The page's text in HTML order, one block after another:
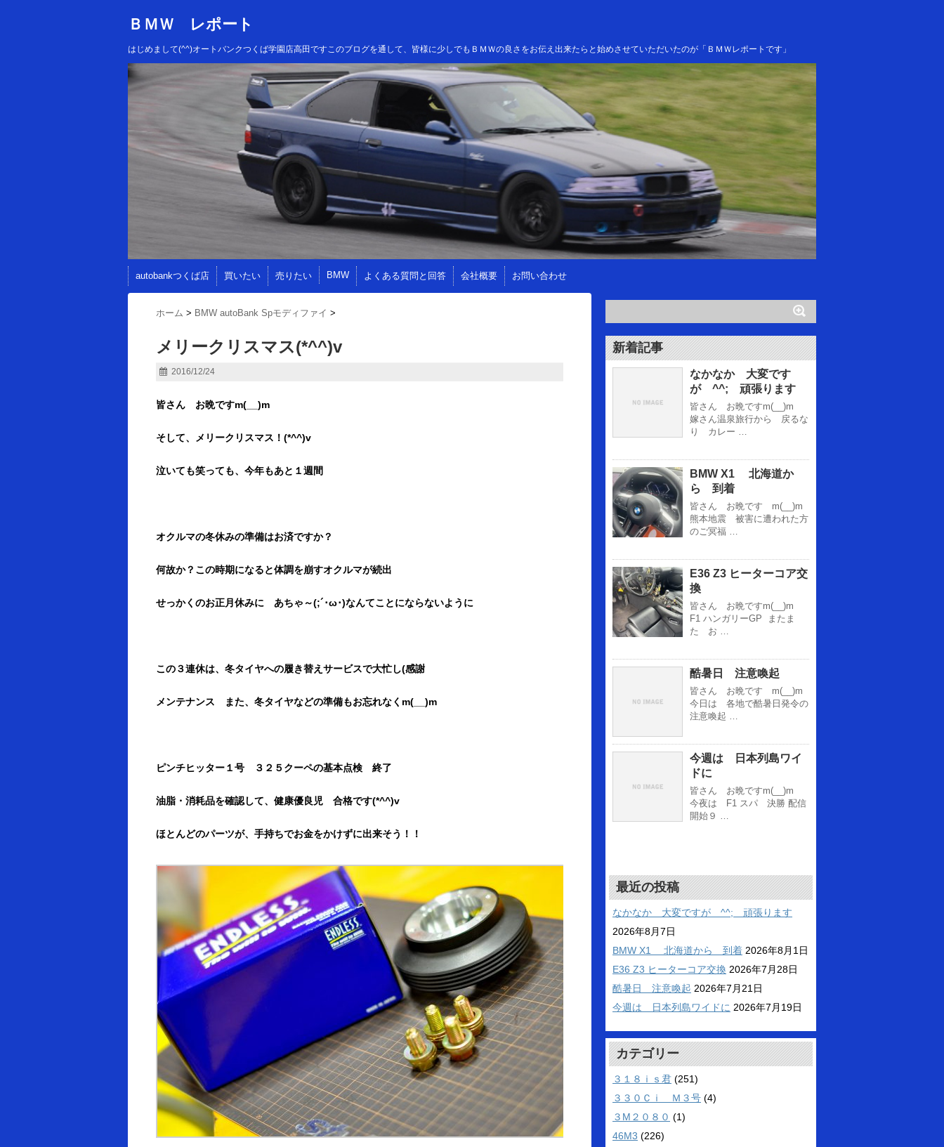
ＢＭＷ レポート
はじめまして(^^)オートバンクつくば学園店高田ですこのブログを通して、皆様に少しでもＢＭＷの良さをお伝え出来たらと始めさせていただいたのが「ＢＭＷレポートです」
autobankつくば店 買いたい 売りたい BMW よくある質問と回答 会社概要 お問い合わせ
ホーム > BMW autoBank Spモディファイ >
メリークリスマス(*^^)v
2016/12/24
皆さん お晩ですm(__)m
そして、メリークリスマス！(*^^)v
泣いても笑っても、今年もあと１週間
オクルマの冬休みの準備はお済ですか？
何故か？この時期になると体調を崩すオクルマが続出
せっかくのお正月休みに あちゃ～(;´･ω･)なんてことにならないように
この３連休は、冬タイヤへの履き替えサービスで大忙し(感謝
メンテナンス また、冬タイヤなどの準備もお忘れなくm(__)m
ピンチヒッター１号 ３２５クーペの基本点検 終了
油脂・消耗品を確認して、健康優良児 合格です(*^^)v
ほとんどのパーツが、手持ちでお金をかけずに出来そう！！
新着記事
なかなか 大変です
が ^^; 頑張ります
皆さん お晩ですm(__)m
嫁さん温泉旅行から 戻るな
り カレー …
BMW X1 北海道か
ら 到着
皆さん お晩です m(__)m
熊本地震 被害に遭われた方
のご冥福 …
E36 Z3 ヒーターコア交
換
皆さん お晩ですm(__)m
F1 ハンガリーGP またま
た お …
酷暑日 注意喚起
皆さん お晩です m(__)m
今日は 各地で酷暑日発令の
注意喚起 …
今週は 日本列島ワイ
ドに
皆さん お晩ですm(__)m
今夜は F1 スパ 決勝 配信
開始９ …
最近の投稿
なかなか 大変ですが ^^; 頑張ります
2026年8月7日
BMW X1 北海道から 到着 2026年8月1日
E36 Z3 ヒーターコア交換 2026年7月28日
酷暑日 注意喚起 2026年7月21日
今週は 日本列島ワイドに 2026年7月19日
カテゴリー
３１８ｉｓ君 (251)
３３０Ｃｉ Ｍ３号 (4)
３M２０８０ (1)
46M3 (226)